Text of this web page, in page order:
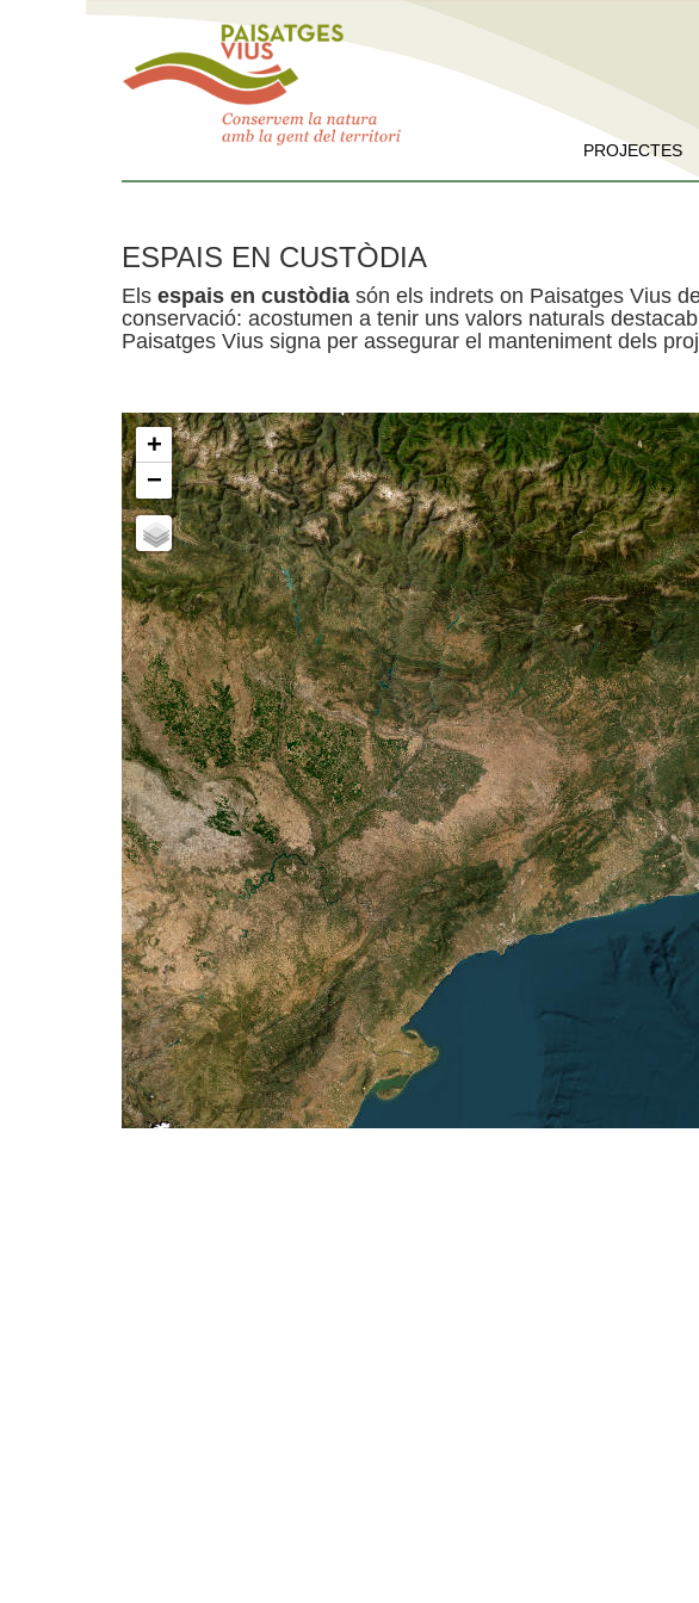
PROJECTES
ESPAIS EN CUSTÒDIA
Els espais en custòdia són els indrets on Paisatges Vius
conservació: acostumen a tenir uns valors naturals
Paisatges Vius signa per assegurar el manteniment dels
+
−